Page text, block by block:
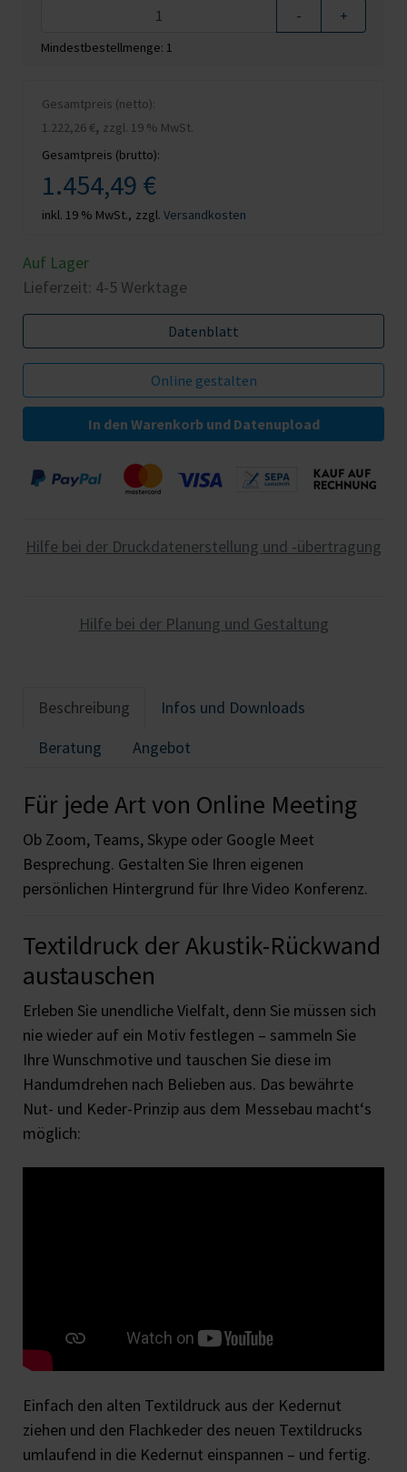
- +
Mindestbestellmenge: 1
Gesamtpreis (netto):
1.222,26 €, zzgl. 19 % MwSt.
Gesamtpreis (brutto):
1.454,49 €
inkl. 19 % MwSt., zzgl. Versandkosten
Auf Lager
Lieferzeit: 4-5 Werktage
Datenblatt
In den Warenkorb und Datenupload
Hilfe bei der Druckdatenerstellung und -übertragung
Hilfe bei der Planung und Gestaltung
Beschreibung
Infos und Downloads
Beratung
Angebot
Für jede Art von Online Meeting
Ob Zoom, Teams, Skype oder Google Meet
Besprechung. Gestalten Sie Ihren eigenen
persönlichen Hintergrund für Ihre Video Konferenz.
Textildruck der Akustik-Rückwand
austauschen
Erleben Sie unendliche Vielfalt, denn Sie müssen sich
nie wieder auf ein Motiv festlegen – sammeln Sie
Ihre Wunschmotive und tauschen Sie diese im
Handumdrehen nach Belieben aus. Das bewährte
Nut- und Keder-Prinzip aus dem Messebau macht‘s
möglich:
Einfach den alten Textildruck aus der Kedernut
ziehen und den Flachkeder des neuen Textildrucks
umlaufend in die Kedernut einspannen – und fertig.